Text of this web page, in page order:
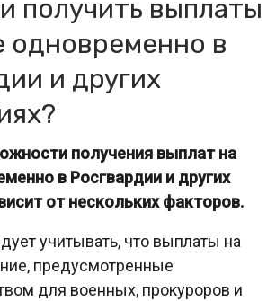
получить выплаты
одновременно в
и других
получения выплат на
в Росгвардии и других
от нескольких факторов.
учитывать, что выплаты на
предусмотренные
для военных, прокуроров и